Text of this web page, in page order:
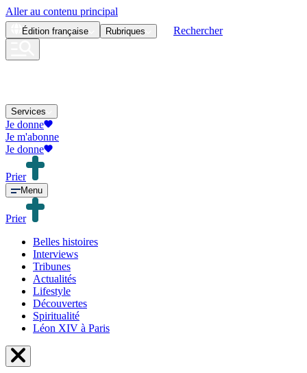
Aller au contenu principal
Édition française Rubriques Rechercher
Services
Je donne
Je m'abonne
Je donne
Prier
Menu
Prier
Belles histoires
Interviews
Tribunes
Actualités
Lifestyle
Découvertes
Spiritualité
Léon XIV à Paris